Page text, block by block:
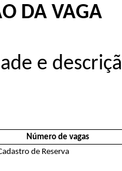
DA VAGA
e
Número de vagas
de Reserva